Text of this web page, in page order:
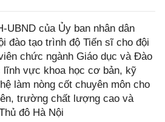
UBND của Ủy ban nhân dân
đào tạo trình độ Tiến sĩ cho đội
chức ngành Giáo dục và Đào
lĩnh vực khoa học cơ bản, kỹ
làm nòng cốt chuyên môn cho
trường chất lượng cao và
đô Hà Nội